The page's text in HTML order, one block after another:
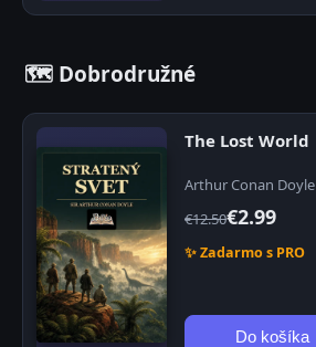
🗺️ Dobrodružné
The Lost World
Arthur Conan Doyle
€12.50€2.99
✨ Zadarmo s PRO
Do košíka